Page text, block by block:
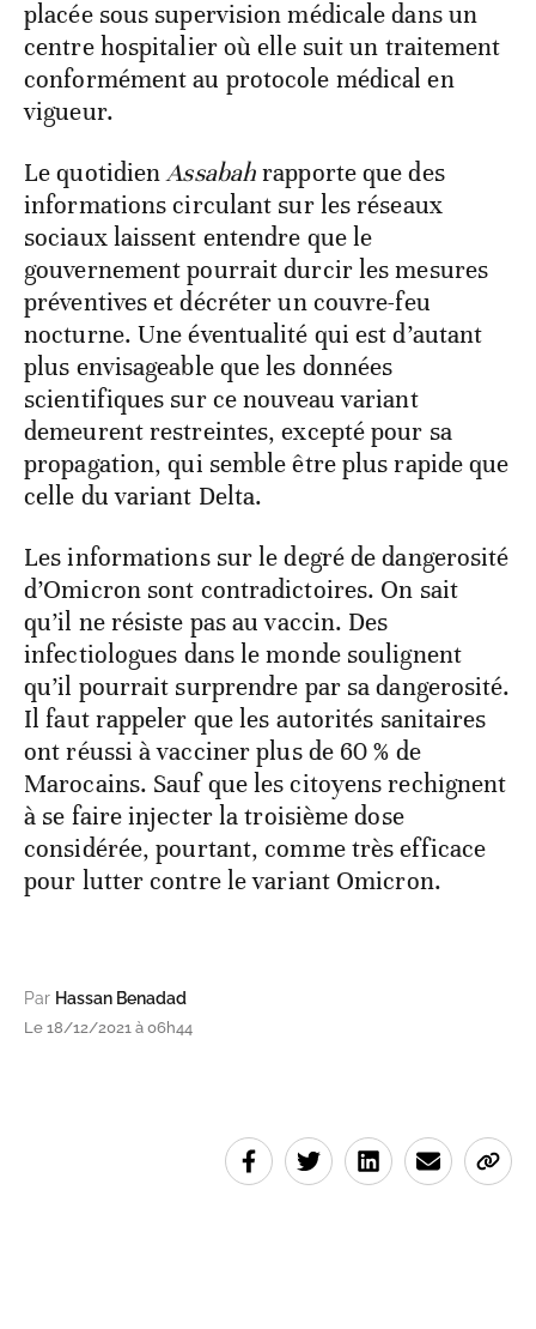
placée sous supervision médicale dans un
centre hospitalier où elle suit un traitement
conformément au protocole médical en
vigueur.
Le quotidienAssabahrapporte que des
informations circulant sur les réseaux
sociaux laissent entendre que le
gouvernement pourrait durcir les mesures
préventives et décréter un couvre-feu
nocturne. Une éventualité qui est d’autant
plus envisageable que les données
scientifiques sur ce nouveau variant
demeurent restreintes, excepté pour sa
propagation, qui semble être plus rapide que
celle du variant Delta.
Les informations sur le degré de dangerosité
d’Omicron sont contradictoires. On sait
qu’il ne résiste pas au vaccin. Des
infectiologues dans le monde soulignent
qu’il pourrait surprendre par sa dangerosité.
Il faut rappeler que les autorités sanitaires
ont réussi à vacciner plus de 60 % de
Marocains. Sauf que les citoyens rechignent
à se faire injecter la troisième dose
considérée, pourtant, comme très efficace
pour lutter contre le variant Omicron.
Par Hassan Benadad
Le 18/12/2021 à 06h44